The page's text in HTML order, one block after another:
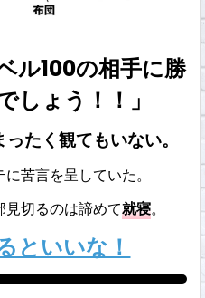
ル100の相手に勝
しょう！！」
たく観てもいない。
苦言を呈していた。
見切るのは諦めて就寝。
といいな！